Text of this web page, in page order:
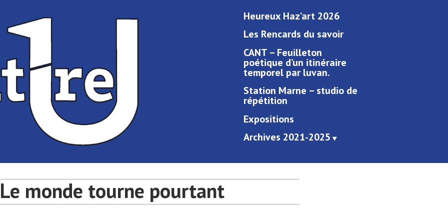
Bordeaux
Heureux Haz’art 2026
Les Rencards du savoir
CANT – Feuilleton
poétique d’un itinéraire
temporel par luvan.
Station Marne – studio de
répétition
Expositions
Archives 2021-2025
Le monde tourne pourtant